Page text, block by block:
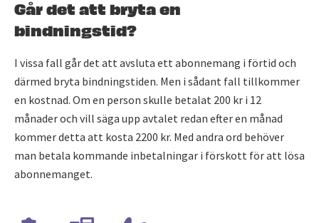
Går det att bryta en
bindningstid?
I vissa fall går det att avsluta ett abonnemang i förtid och
därmed bryta bindningstiden. Men i sådant fall tillkommer
en kostnad. Om en person skulle betalat 200 kr i 12
månader och vill säga upp avtalet redan efter en månad
kommer detta att kosta 2200 kr. Med andra ord behöver
man betala kommande inbetalningar i förskott för att lösa
abonnemanget.